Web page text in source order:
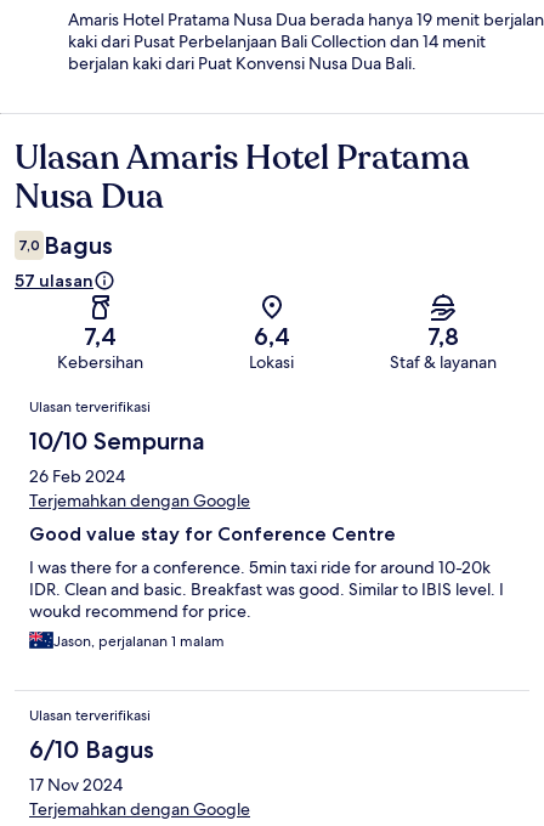
Amaris Hotel Pratama Nusa Dua berada hanya 19 menit berjalan
kaki dari Pusat Perbelanjaan Bali Collection dan 14 menit
berjalan kaki dari Puat Konvensi Nusa Dua Bali.
Ulasan
Ulasan Amaris Hotel Pratama
Nusa Dua
7,0 Bagus
57 ulasan
7,4
Kebersihan
6,4
Lokasi
7,8
Staf & layanan
Ulasan
Ulasan terverifikasi
10/10 Sempurna
26 Feb 2024
Terjemahkan dengan Google
Good value stay for Conference Centre
I was there for a conference. 5min taxi ride for around 10-20k
IDR. Clean and basic. Breakfast was good. Similar to IBIS level. I
woukd recommend for price.
Jason, perjalanan 1 malam
Ulasan terverifikasi
6/10 Bagus
17 Nov 2024
Terjemahkan dengan Google